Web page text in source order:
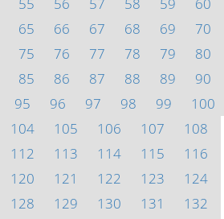
65 66 67 68 69
70
75 76 77 78 79
80
85 86 87 88 89
90
95 96 97 98 99
100
104 105 106 107
108
112 113 114 115
116
120 121 122 123
124
128 129 130 131
132